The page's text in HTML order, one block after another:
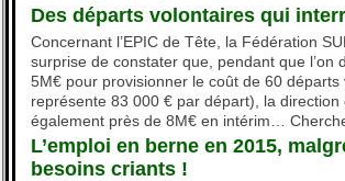
Des départs volontaires qui
Concernant l’EPIC de Tête, la Fédération
surprise de constater que, pendant que l’on
5M€ pour provisionner le coût de 60 départs
représente 83 000 € par départ), la direction
également près de 8M€ en intérim…
L’emploi en berne en 2015,
besoins criants !